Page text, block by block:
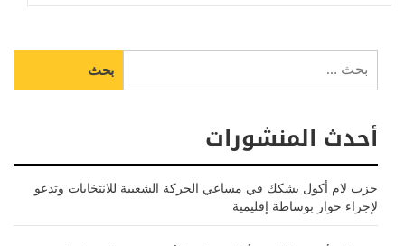
عن:
أحدث المنشورات
حزب لام أكول يشكك في مساعي الحركة الشعبية للانتخابات وتدعو
لإجراء حوار بوساطة إقليمية